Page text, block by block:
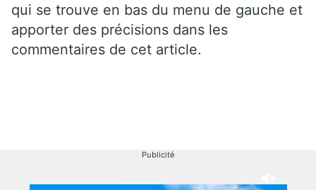
qui se trouve en bas du menu de gauche et
apporter des précisions dans les
commentaires de cet article.
Publicité